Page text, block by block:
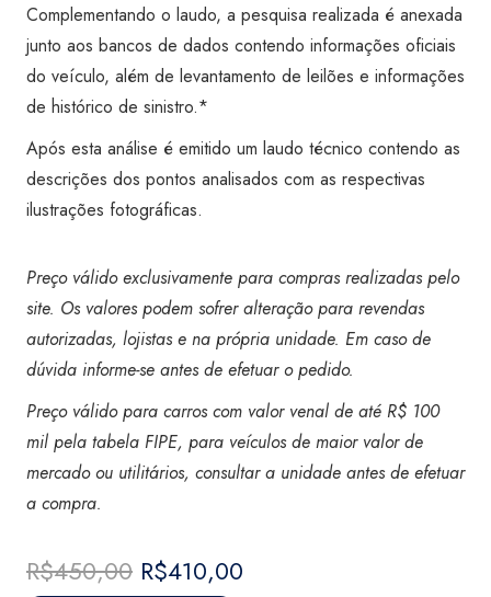
Complementando o laudo, a pesquisa realizada é anexada
junto aos bancos de dados contendo informações oficiais
do veículo, além de levantamento de leilões e informações
de histórico de sinistro.*
Após esta análise é emitido um laudo técnico contendo as
descrições dos pontos analisados com as respectivas
ilustrações fotográficas.
Preço válido exclusivamente para compras realizadas pelo
site. Os valores podem sofrer alteração para revendas
autorizadas, lojistas e na própria unidade. Em caso de
dúvida informe-se antes de efetuar o pedido.
Preço válido para carros com valor venal de até R$ 100
mil pela tabela FIPE, para veículos de maior valor de
mercado ou utilitários, consultar a unidade antes de efetuar
a compra.
R$450,00 O
R$410,00